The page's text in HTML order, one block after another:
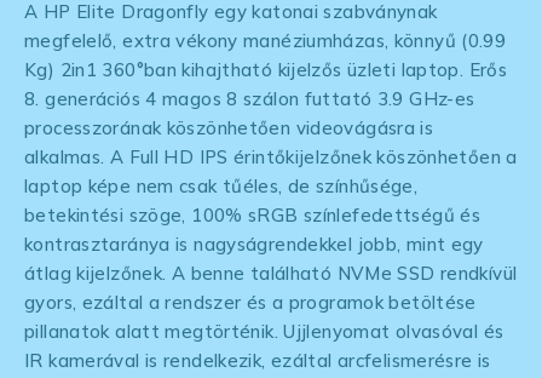
A HP Elite Dragonfly egy katonai szabványnak
megfelelő, extra vékony manéziumházas, könnyű (0.99
Kg) 2in1 360°ban kihajtható kijelzős üzleti laptop. Erős
8. generációs 4 magos 8 szálon futtató 3.9 GHz-es
processzorának köszönhetően videovágásra is
alkalmas. A Full HD IPS érintőkijelzőnek köszönhetően a
laptop képe nem csak tűéles, de színhűsége,
betekintési szöge, 100% sRGB színlefedettségű és
kontrasztaránya is nagyságrendekkel jobb, mint egy
átlag kijelzőnek. A benne található NVMe SSD rendkívül
gyors, ezáltal a rendszer és a programok betöltése
pillanatok alatt megtörténik. Ujjlenyomat olvasóval és
IR kamerával is rendelkezik, ezáltal arcfelismerésre is